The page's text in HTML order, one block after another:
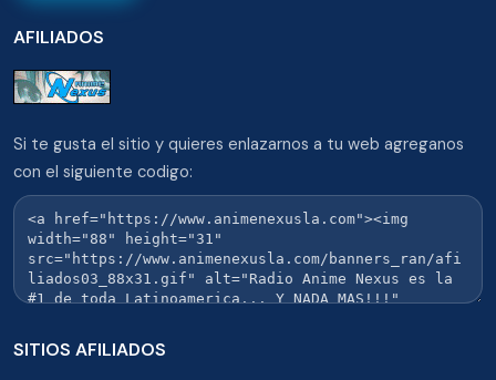
AFILIADOS
Si te gusta el sitio y quieres enlazarnos a tu web agreganos
con el siguiente codigo:
SITIOS AFILIADOS